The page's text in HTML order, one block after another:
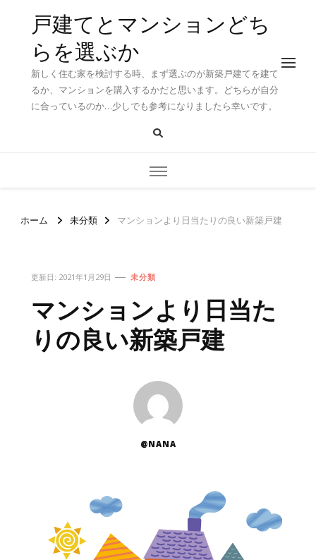
戸建てとマンションどち
らを選ぶか
新しく住む家を検討する時、まず選ぶのが新築戸建てを建て
るか、マンションを購入するかだと思います。どちらが自分
に合っているのか…少しでも参考になりましたら幸いです。
ホーム 未分類 マンションより日当たりの良い新築戸建
更新日: 2021年1月29日 未分類
マンションより日当た
りの良い新築戸建
@NANA